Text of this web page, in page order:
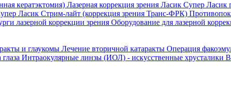
кератэктомия) Лазерная коррекция зрения Ласик Супер Ласик
Ласик Стрим-лайт (коррекция зрения Транс-ФРК)
лазерной коррекции зрения Оборудование для лазерной
и глаукомы Лечение вторичной катаракты Операция
Интраокулярные линзы (ИОЛ) - искусственные хрусталики